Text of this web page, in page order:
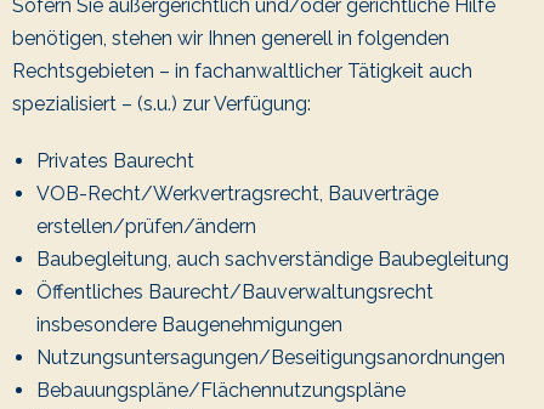
Sofern Sie außergerichtlich und/oder gerichtliche Hilfe
benötigen, stehen wir Ihnen generell in folgenden
Rechtsgebieten – in fachanwaltlicher Tätigkeit auch
spezialisiert – (s.u.) zur Verfügung:
Privates Baurecht
VOB-Recht/Werkvertragsrecht, Bauverträge
erstellen/prüfen/ändern
Baubegleitung, auch sachverständige Baubegleitung
Öffentliches Baurecht/Bauverwaltungsrecht
insbesondere Baugenehmigungen
Nutzungsuntersagungen/Beseitigungsanordnungen
Bebauungspläne/Flächennutzungspläne